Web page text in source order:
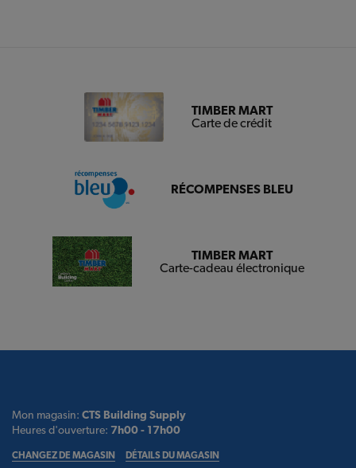
TIMBER MART
Carte de crédit
RÉCOMPENSES BLEU
TIMBER MART
Carte-cadeau électronique
Mon magasin: CTS Building Supply
Heures d'ouverture: 7h00 - 17h00
CHANGEZ DE MAGASIN DÉTAILS DU MAGASIN